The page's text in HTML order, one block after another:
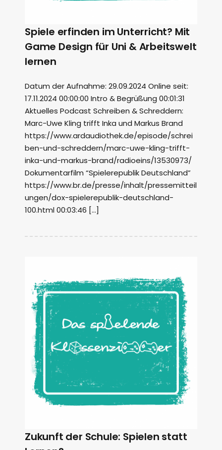
Spiele erfinden im Unterricht? Mit
Game Design für Uni & Arbeitswelt
lernen
Datum der Aufnahme: 29.09.2024 Online seit:
17.11.2024 00:00:00 Intro & Begrüßung 00:01:31
Aktuelles Podcast Schreiben & Schreddern:
Marc-Uwe Kling trifft Inka und Markus Brand
https://www.ardaudiothek.de/episode/schrei
ben-und-schreddern/marc-uwe-kling-trifft-
inka-und-markus-brand/radioeins/13530973/
Dokumentarfilm “Spielerepublik Deutschland”
https://www.br.de/presse/inhalt/pressemitteil
ungen/dox-spielerepublik-deutschland-
100.html 00:03:46 […]
Zukunft der Schule: Spielen statt